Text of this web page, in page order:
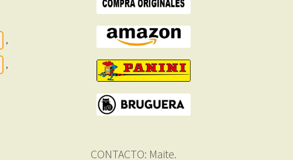
,
,
CONTACTO: Maite.